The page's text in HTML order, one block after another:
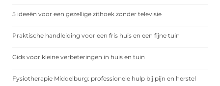
5 ideeën voor een gezellige zithoek zonder televisie
Praktische handleiding voor een fris huis en een fijne tuin
Gids voor kleine verbeteringen in huis en tuin
Fysiotherapie Middelburg: professionele hulp bij pijn en herstel